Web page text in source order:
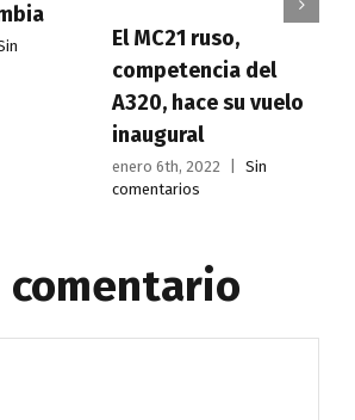
El MC21 ruso,
competencia del
A320, hace su vuelo
inaugural
enero 6th, 2022
Sin
comentarios
comentario